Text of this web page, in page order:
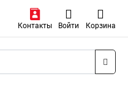
Контакты Войти Корзина